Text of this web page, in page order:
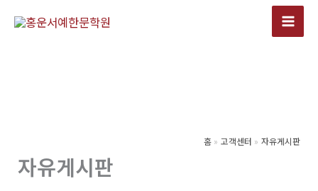
홈 고객센터 자유게시판
자유게시판